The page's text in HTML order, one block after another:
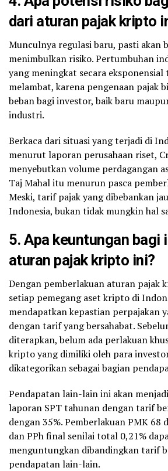
dari aturan pajak kripto
Munculnya regulasi baru, pasti akan
menimbulkan risiko. Pertumbuhan
yang meningkat secara eksponensial
melambat, karena pengenaan pajak
beban bagi investor, baik baru
industri.
Berkaca dari situasi yang terjadi di
menurut laporan perusahaan riset,
menyebutkan volume perdagangan
Taj Mahal itu menurun pasca
Meski, tarif pajak yang dibebankan
Indonesia, bukan tidak mungkin hal
5. Apa keuntungan bagi
aturan pajak kripto ini?
Dengan pemberlakuan aturan pajak
setiap pemegang aset kripto di
mendapatkan kepastian perpajakan
dengan tarif yang bersahabat.
diterapkan, belum ada perlakuan
kripto yang dimiliki oleh para
dikategorikan sebagai bagian
Pendapatan lain-lain ini akan
laporan SPT tahunan dengan tarif
dengan 35%. Pemberlakuan PMK 68
dan PPh final senilai total 0,21%
menguntungkan dibandingkan tarif
pendapatan lain-lain.